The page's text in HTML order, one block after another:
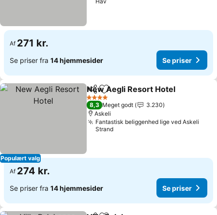
Af 271 kr.
Se priser fra 14 hjemmesider Se priser
Populært valg
Del Føj til favoritter
New Aegli Resort Hotel
4 Stjerner
8,3 Meget godt
3.230
Askeli
Fantastisk beliggenhed lige ved Askeli
Strand
Af 274 kr.
Se priser fra 14 hjemmesider Se priser